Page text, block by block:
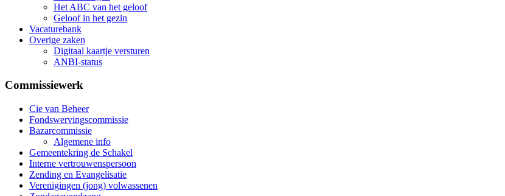
Het ABC van het geloof
Geloof in het gezin
Vacaturebank
Overige zaken
Digitaal kaartje versturen
ANBI-status
Commissiewerk
Cie van Beheer
Fondswervingscommissie
Bazarcommissie
Algemene info
Gemeentekring de Schakel
Interne vertrouwenspersoon
Zending en Evangelisatie
Verenigingen (jong) volwassenen